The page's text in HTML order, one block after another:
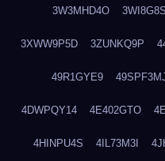
3W3MHD4O
3XWW9P5D 3ZUNKQ9P
49R1GYE9
4DWPQY14 4E402GTO
4HINPU4S 4IL73M3I